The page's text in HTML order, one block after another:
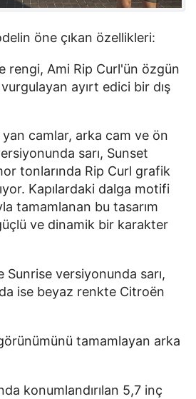
öne çıkan özellikleri:
rengi, Ami Rip Curl'ün özgün
vurgulayan ayırt edici bir dış
yan camlar, arka cam ve ön
sarı, Sunset
tonlarında Rip Curl grafik
Kapılardaki dalga motifi
tamamlanan bu tasarım
ve dinamik bir karakter
Sunrise versiyonunda sarı,
ise beyaz renkte Citroën
tamamlayan arka
konumlandırılan 5,7 inç